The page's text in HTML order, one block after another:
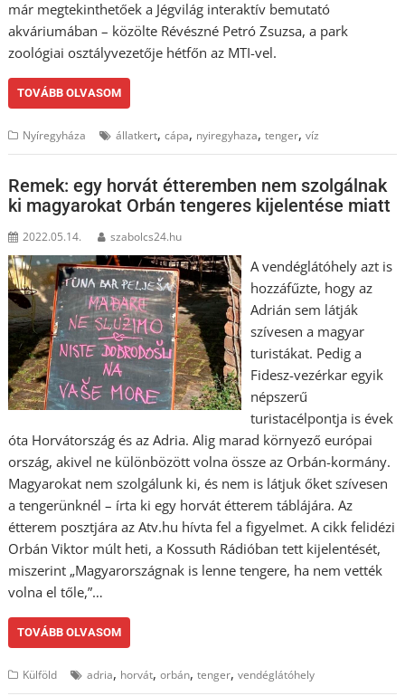
már megtekinthetőek a Jégvilág interaktív bemutató
akváriumában – közölte Révészné Petró Zsuzsa, a park
zoológiai osztályvezetője hétfőn az MTI-vel.
TOVÁBB OLVASOM
Nyíregyháza állatkert,cápa, nyiregyhaza,tenger,víz
Remek: egy horvát étteremben nem szolgálnak
ki magyarokat Orbán tengeres kijelentése miatt
2022.05.14. szabolcs24.hu
A vendéglátóhely azt is
hozzáfűzte, hogy az
Adrián sem látják
szívesen a magyar
turistákat. Pedig a
Fidesz-vezérkar egyik
népszerű
turistacélpontja is évek
óta Horvátország és az Adria. Alig marad környező európai
ország, akivel ne különbözött volna össze az Orbán-kormány.
Magyarokat nem szolgálunk ki, és nem is látjuk őket szívesen
a tengerünknél – írta ki egy horvát étterem táblájára. Az
étterem posztjára az Atv.hu hívta fel a figyelmet. A cikk felidézi
Orbán Viktor múlt heti, a Kossuth Rádióban tett kijelentését,
miszerint „Magyarországnak is lenne tengere, ha nem vették
volna el tőle,”…
TOVÁBB OLVASOM
Külföld adria, horvát,orbán,tenger,vendéglátóhely